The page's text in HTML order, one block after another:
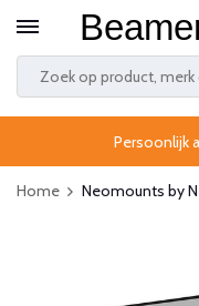
Persoonlijk
Home Neomounts by